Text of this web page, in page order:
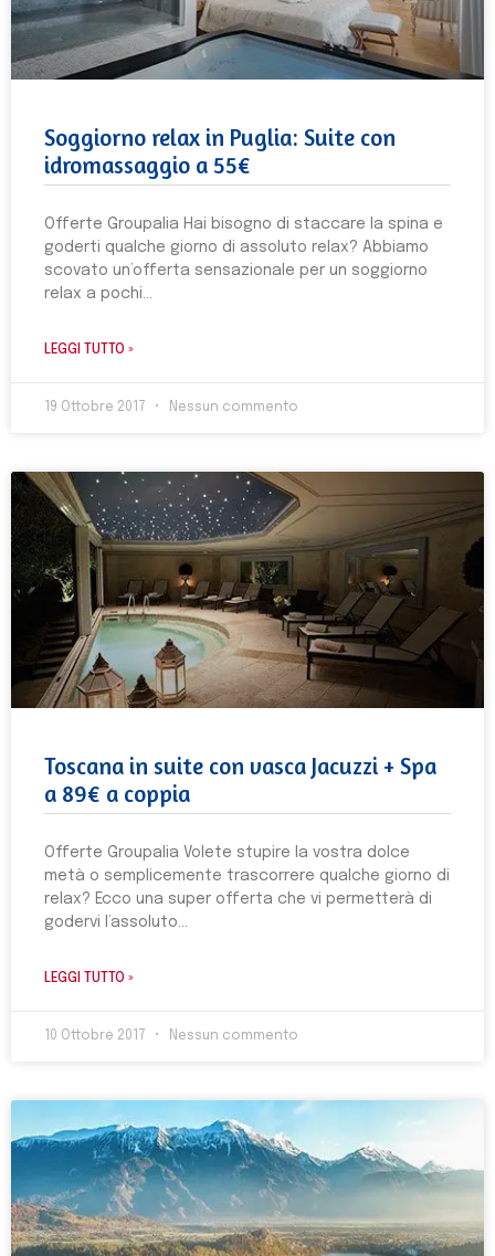
Soggiorno relax in Puglia: Suite con
idromassaggio a 55€
Offerte Groupalia Hai bisogno di staccare la spina e
goderti qualche giorno di assoluto relax? Abbiamo
scovato un’offerta sensazionale per un soggiorno
relax a pochi
LEGGI TUTTO »
19 Ottobre 2017 Nessun commento
Toscana in suite con vasca Jacuzzi + Spa
a 89€ a coppia
Offerte Groupalia Volete stupire la vostra dolce
metà o semplicemente trascorrere qualche giorno di
relax? Ecco una super offerta che vi permetterà di
godervi l’assoluto
LEGGI TUTTO »
10 Ottobre 2017 Nessun commento